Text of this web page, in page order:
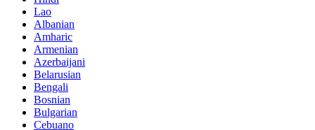
Lao
Albanian
Amharic
Armenian
Azerbaijani
Belarusian
Bengali
Bosnian
Bulgarian
Cebuano